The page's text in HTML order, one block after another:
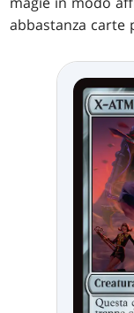
abbastanza carte